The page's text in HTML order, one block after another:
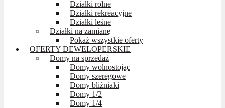
Działki rolne
Działki rekreacyjne
Działki leśne
Działki na zamianę
Pokaż wszystkie oferty
OFERTY DEWELOPERSKIE
Domy na sprzedaż
Domy wolnostojąc
Domy szeregowe
Domy bliźniaki
Domy 1/2
Domy 1/4